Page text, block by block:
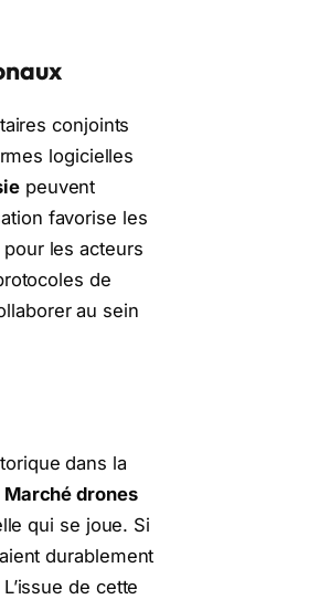
conjoints
logicielles
peuvent
favorise les
les acteurs
de
au sein
dans la
Marché drones
qui se joue. Si
durablement
de cette